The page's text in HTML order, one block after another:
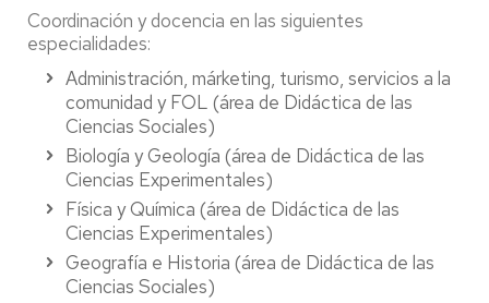
Coordinación y docencia en las siguientes
especialidades:
Administración, márketing, turismo, servicios a la
comunidad y FOL (área de Didáctica de las
Ciencias Sociales)
Biología y Geología (área de Didáctica de las
Ciencias Experimentales)
Física y Química (área de Didáctica de las
Ciencias Experimentales)
Geografía e Historia (área de Didáctica de las
Ciencias Sociales)